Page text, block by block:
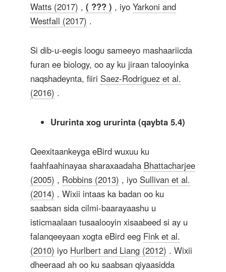
Watts (2017) , ( ??? ) , iyo Yarkoni and
Westfall (2017) .
Si dib-u-eegis loogu sameeyo mashaariicda
furan ee biology, oo ay ku jiraan talooyinka
naqshadeynta, fiiri Saez-Rodriguez et al.
(2016) .
Ururinta xog ururinta (qaybta 5.4)
Qeexitaankeyga eBird wuxuu ku
faahfaahinayaa sharaxaadaha Bhattacharjee
(2005) , Robbins (2013) , iyo Sullivan et al.
(2014) . Wixii intaas ka badan oo ku
saabsan sida cilmi-baarayaashu u
isticmaalaan tusaalooyin xisaabeed si ay u
falanqeeyaan xogta eBird eeg Fink et al.
(2010) iyo Hurlbert and Liang (2012) . Wixii
dheeraad ah oo ku saabsan qiyaasidda